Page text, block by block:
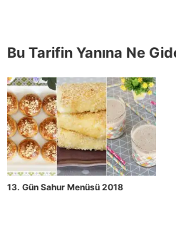
Bu Tarifin Yanına Ne
13. Gün Sahur Menüsü 2018